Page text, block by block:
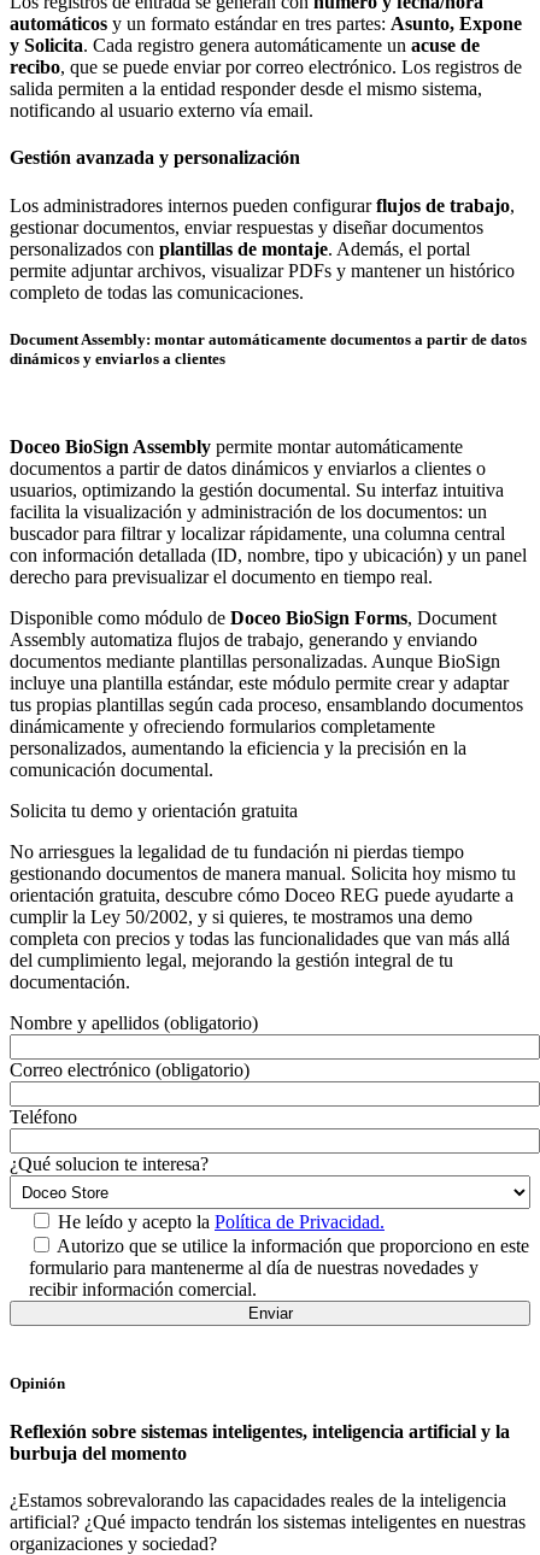
automáticos y un formato estándar en tres partes: Asunto, Expone
y Solicita. Cada registro genera automáticamente un acuse de
recibo, que se puede enviar por correo electrónico. Los registros de
salida permiten a la entidad responder desde el mismo sistema,
notificando al usuario externo vía email.
Gestión avanzada y personalización
Los administradores internos pueden configurarflujos de trabajo,
gestionar documentos, enviar respuestas y diseñar documentos
personalizados con plantillas de montaje. Además, el portal
permite adjuntar archivos, visualizar PDFs y mantener un histórico
completo de todas las comunicaciones.
Document Assembly: montar automáticamente documentos a partir de datos
dinámicos y enviarlos a clientes
Doceo BioSign Assembly permite montar automáticamente
documentos a partir de datos dinámicos y enviarlos a clientes o
usuarios, optimizando la gestión documental. Su interfaz intuitiva
facilita la visualización y administración de los documentos: un
buscador para filtrar y localizar rápidamente, una columna central
con información detallada (ID, nombre, tipo y ubicación) y un panel
derecho para previsualizar el documento en tiempo real.
Disponible como módulo de Doceo BioSign Forms, Document
Assembly automatiza flujos de trabajo, generando y enviando
documentos mediante plantillas personalizadas. Aunque BioSign
incluye una plantilla estándar, este módulo permite crear y adaptar
tus propias plantillas según cada proceso, ensamblando documentos
dinámicamente y ofreciendo formularios completamente
personalizados, aumentando la eficiencia y la precisión en la
comunicación documental.
Solicita tu demo y orientación gratuita
No arriesgues la legalidad de tu fundación ni pierdas tiempo
gestionando documentos de manera manual. Solicita hoy mismo tu
orientación gratuita, descubre cómo Doceo REG puede ayudarte a
cumplir la Ley 50/2002, y si quieres, te mostramos una demo
completa con precios y todas las funcionalidades que van más allá
del cumplimiento legal, mejorando la gestión integral de tu
documentación.
Nombre y apellidos (obligatorio)
Correo electrónico (obligatorio)
Teléfono
¿Qué solucion te interesa?
He leído y acepto la Política de Privacidad.
Autorizo que se utilice la información que proporciono en este
formulario para mantenerme al día de nuestras novedades y
recibir información comercial.
Opinión
Reflexión sobre sistemas inteligentes, inteligencia artificial y la
burbuja del momento
¿Estamos sobrevalorando las capacidades reales de la inteligencia
artificial? ¿Qué impacto tendrán los sistemas inteligentes en nuestras
organizaciones y sociedad?